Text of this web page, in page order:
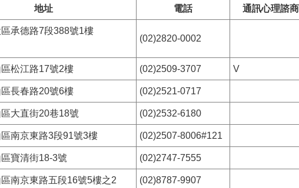
地址 電話 通訊心理諮商
承德路7段388號1樓
(02)2820-0002
松江路17號2樓 (02)2509-3707 V
長春路20號6樓 (02)2521-0717
大直街20巷18號 (02)2532-6180
南京東路3段91號3樓 (02)2507-8006#121
寶清街18-3號 (02)2747-7555
南京東路五段16號5樓之2 (02)8787-9907